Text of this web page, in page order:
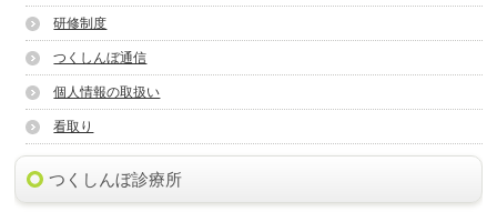
研修制度
つくしんぼ通信
個人情報の取扱い
看取り
つくしんぼ診療所